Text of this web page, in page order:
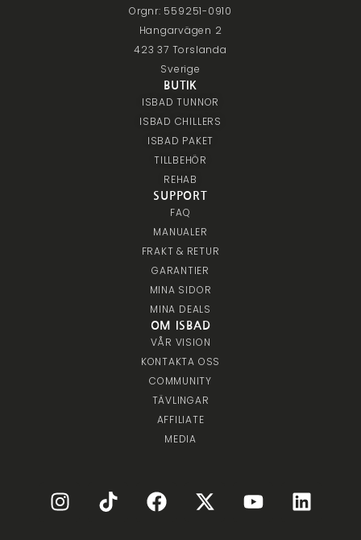
Orgnr: 559251-0910
Hangarvägen 2
423 37 Torslanda
Sverige
BUTIK
ISBAD TUNNOR
ISBAD CHILLERS
ISBAD PAKET
TILLBEHÖR
REHAB
SUPPORT
FAQ
MANUALER
FRAKT & RETUR
GARANTIER
MINA SIDOR
MINA DEALS
OM ISBAD
VÅR VISION
KONTAKTA OSS
COMMUNITY
TÄVLINGAR
AFFILIATE
MEDIA